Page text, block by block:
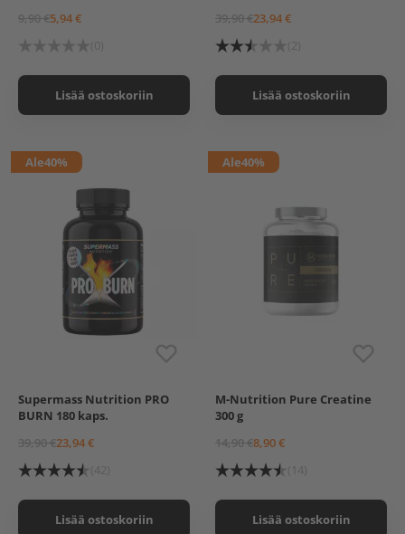
9,90 €5,94 €
Lisää ostoskoriin
39,90 €23,94 €
(2)
Lisää ostoskoriin
Ale40%
Supermass Nutrition PRO
BURN 180 kaps.
39,90 €23,94 €
(42)
Lisää ostoskoriin
Ale40%
M-Nutrition Pure Creatine
300 g
14,90 €8,90 €
(14)
Lisää ostoskoriin